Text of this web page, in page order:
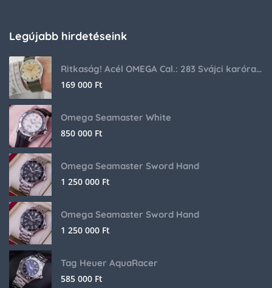
Legújabb hirdetéseink
Ritkaság! Acél OMEGA Cal.: 283 Svájci karóra 1953-ból!
169 000 Ft
Omega Seamaster White
850 000 Ft
Omega Seamaster Sword Hand
1 250 000 Ft
Omega Seamaster Sword Hand
1 250 000 Ft
Tag Heuer AquaRacer
585 000 Ft